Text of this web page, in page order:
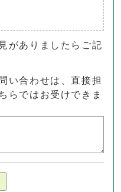
がありましたらご記
い合わせは、直接担
らではお受けできま